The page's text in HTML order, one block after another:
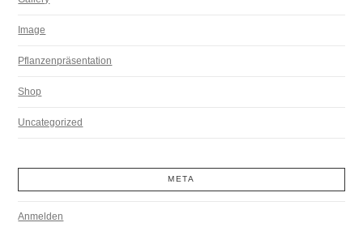
Image
Pflanzenpräsentation
Shop
Uncategorized
META
Anmelden